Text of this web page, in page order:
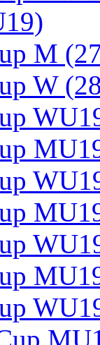
M
W